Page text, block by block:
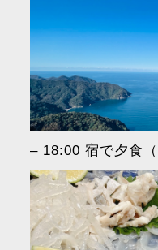
– 18:00 宿で夕食（